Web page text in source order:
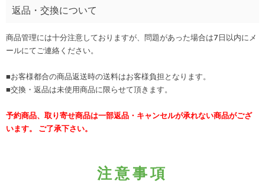
返品・交換について
商品管理には十分注意しておりますが、問題があった場合は7日以内にメ
ールにてご連絡ください。
■お客様都合の商品返送時の送料はお客様負担となります。
■交換・返品は未使用商品に限らせて頂きます。
予約商品、取り寄せ商品は一部返品・キャンセルが承れない商品がござ
います。 ご了承下さい。
注意事項